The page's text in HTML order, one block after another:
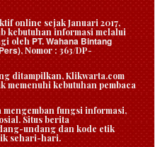
online sejak Januari 2017,
kebutuhan informasi melalui
oleh PT. Wahana Bintang
, Nomor : 363/DP-
ditampilkan, Klikwarta.com
memenuhi kebutuhan pembaca
fungsi informasi,
Situs berita
undang dan kode etik
sehari-hari.